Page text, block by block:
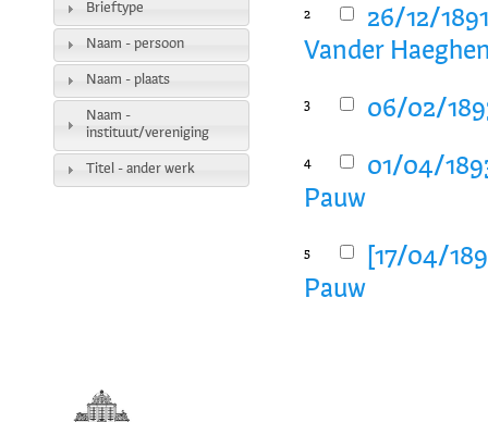
2
26/12/
Vander
3 06/02/
4
01/04/
Pauw
5
[17/04/
Pauw
Brieftype
Naam - persoon
Naam - plaats
Naam -
instituut/vereniging
Titel - ander werk